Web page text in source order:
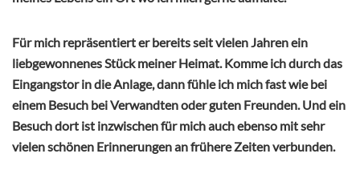
Für mich repräsentiert er bereits seit vielen Jahren ein
liebgewonnenes Stück meiner Heimat. Komme ich durch das
Eingangstor in die Anlage, dann fühle ich mich fast wie bei
einem Besuch bei Verwandten oder guten Freunden. Und ein
Besuch dort ist inzwischen für mich auch ebenso mit sehr
vielen schönen Erinnerungen an frühere Zeiten verbunden.